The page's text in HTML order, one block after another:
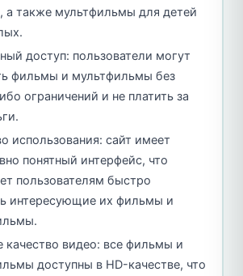
также мультфильмы для детей
доступ: пользователи могут
фильмы и мультфильмы без
ограничений и не платить за
использования: сайт имеет
понятный интерфейс, что
пользователям быстро
интересующие их фильмы и
качество видео: все фильмы и
доступны в HD-качестве, что